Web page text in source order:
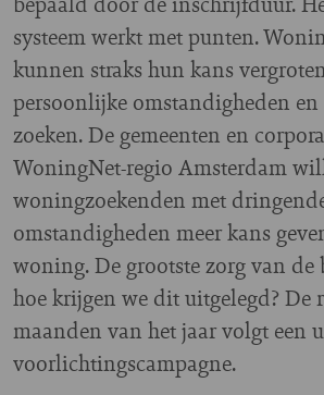
systeem werkt met punten.
kunnen straks hun kans
persoonlijke omstandigheden
zoeken. De gemeenten en
WoningNet-regio Amsterdam
woningzoekenden met
omstandigheden meer kans
woning. De grootste zorg van de
hoe krijgen we dit uitgelegd? De
maanden van het jaar volgt een
voorlichtingscampagne.